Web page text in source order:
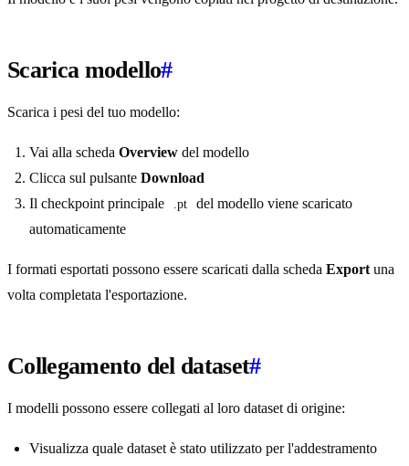
Scarica modello#
Scarica i pesi del tuo modello:
Vai alla scheda Overview del modello
Clicca sul pulsante Download
Il checkpoint principale
.pt
del modello viene scaricato
automaticamente
I formati esportati possono essere scaricati dalla scheda Export una
volta completata l'esportazione.
Collegamento del dataset#
I modelli possono essere collegati al loro dataset di origine:
Visualizza quale dataset è stato utilizzato per l'addestramento